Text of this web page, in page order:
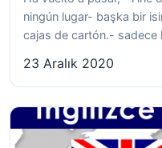
ningún lugar- başka bir
cajas de cartón.- sadece
23 Aralık 2020